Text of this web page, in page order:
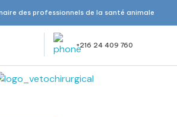
des professionnels de la santé animale
+216 24 409 760